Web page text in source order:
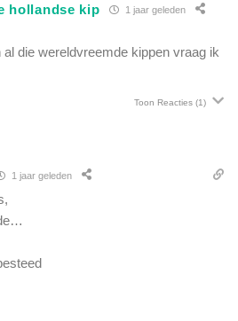
hollandse kip 1 jaar geleden
die wereldvreemde kippen vraag ik
Toon Reacties (1)
1 jaar geleden